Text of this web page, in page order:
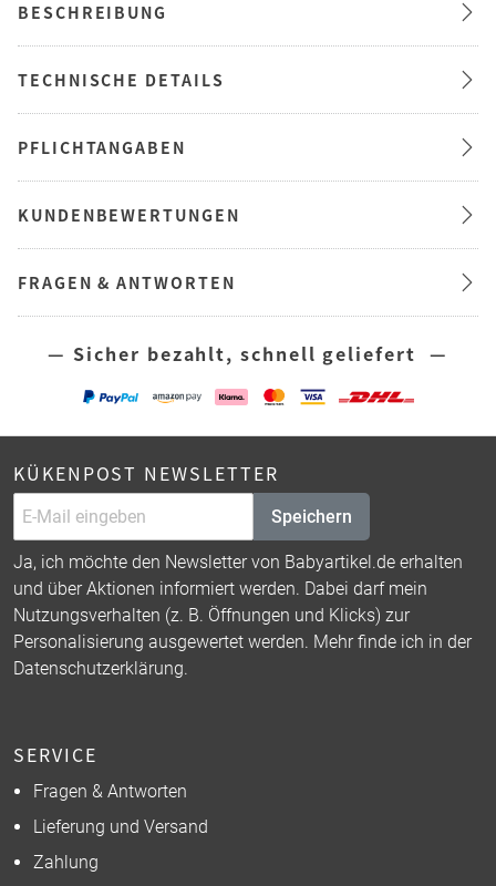
BESCHREIBUNG
TECHNISCHE DETAILS
PFLICHTANGABEN
KUNDENBEWERTUNGEN
FRAGEN & ANTWORTEN
— Sicher bezahlt, schnell geliefert —
KÜKENPOST NEWSLETTER
Speichern
Ja, ich möchte den Newsletter von Babyartikel.de erhalten
und über Aktionen informiert werden. Dabei darf mein
Nutzungsverhalten (z. B. Öffnungen und Klicks) zur
Personalisierung ausgewertet werden. Mehr finde ich in der
Datenschutzerklärung.
SERVICE
Fragen & Antworten
Lieferung und Versand
Zahlung